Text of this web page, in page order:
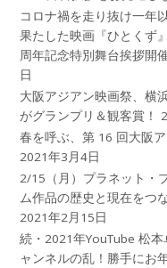
コロナ禍を⾛り抜け⼀年
果たした映画『ひとくず
周年記念特別舞台挨拶開
日
大阪アジアン映画祭、横
がグランプリ＆観客賞！
春を呼ぶ、第 16 回大阪
2021年3月4日
2/15（月）プラネット・
ム作品の歴史と現在をつ
2021年2月15日
続・2021年YouTube 松
ャンネルの乱！勝手にお